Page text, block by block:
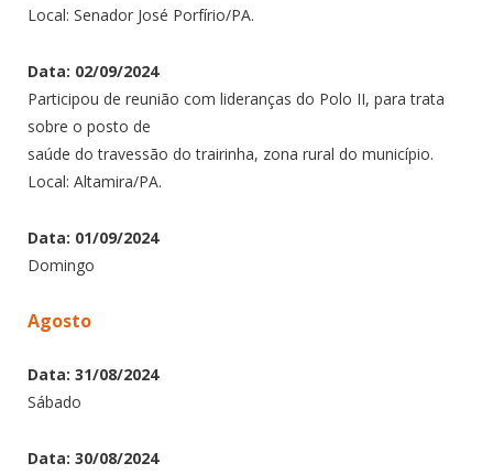
Local: Senador José Porfírio/PA.
Data: 02/09/2024
Participou de reunião com lideranças do Polo II, para trata
sobre o posto de
saúde do travessão do trairinha, zona rural do município.
Local: Altamira/PA.
Data: 01/09/2024
Domingo
Agosto
Data: 31/08/2024
Sábado
Data: 30/08/2024